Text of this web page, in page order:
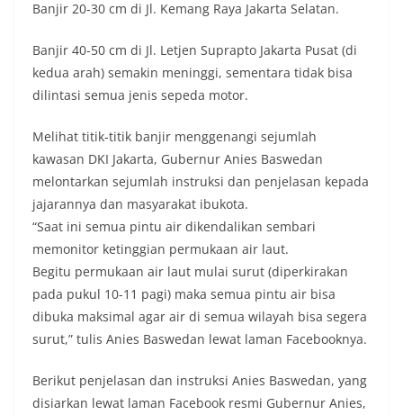
Banjir 20-30 cm di Jl. Kemang Raya Jakarta Selatan.
Banjir 40-50 cm di Jl. Letjen Suprapto Jakarta Pusat (di
kedua arah) semakin meninggi, sementara tidak bisa
dilintasi semua jenis sepeda motor.
Melihat titik-titik banjir menggenangi sejumlah
kawasan DKI Jakarta, Gubernur Anies Baswedan
melontarkan sejumlah instruksi dan penjelasan kepada
jajarannya dan masyarakat ibukota.
“Saat ini semua pintu air dikendalikan sembari
memonitor ketinggian permukaan air laut.
Begitu permukaan air laut mulai surut (diperkirakan
pada pukul 10-11 pagi) maka semua pintu air bisa
dibuka maksimal agar air di semua wilayah bisa segera
surut,” tulis Anies Baswedan lewat laman Facebooknya.
Berikut penjelasan dan instruksi Anies Baswedan, yang
disiarkan lewat laman Facebook resmi Gubernur Anies,